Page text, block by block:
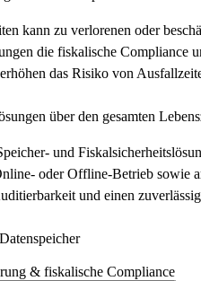
kann zu verlorenen oder
die fiskalische Compliance
das Risiko von
über den gesamten
und
oder Offline-Betrieb sowie
und einen
& fiskalische Compliance